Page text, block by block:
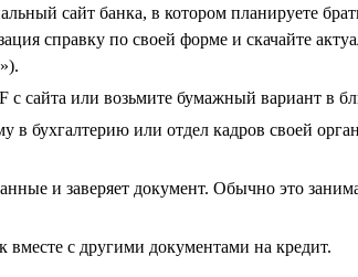
сайт банка, в котором планируете
справку по своей форме и скачайте
с сайта или возьмите бумажный вариант в
в бухгалтерию или отдел кадров своей
и заверяет документ. Обычно это
вместе с другими документами на кредит.